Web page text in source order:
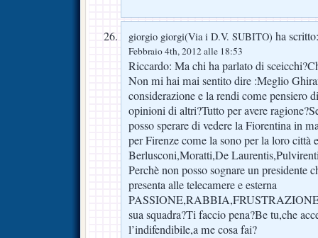
giorgio giorgi(Via i D.V. SUBITO) ha scritto:
Febbraio 4th, 2012 alle 18:53
Riccardo: Ma chi ha parlato di
Non mi hai mai sentito dire :Meglio
considerazione e la rendi come pensiero
opinioni di altri?Tutto per avere
posso sperare di vedere la Fiorentina in
per Firenze come la sono per la loro città
Berlusconi,Moratti,De
Perchè non posso sognare un presidente
presenta alle telecamere e esterna
sua squadra?Ti faccio pena?Be tu,che
l’indifendibile,a me cosa fai?